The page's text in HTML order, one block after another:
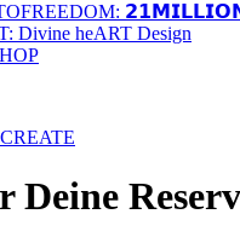
Divine heART Design
Deine